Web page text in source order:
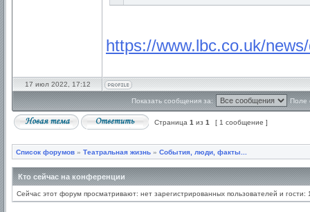
https://www.lbc.co.uk/
17 июл 2022, 17:12
Показать сообщения за: Поле
Страница 1 из 1 [ 1 сообщение ]
Список форумов » Театральная жизнь » События, люди, факты...
Кто сейчас на конференции
Сейчас этот форум просматривают: нет зарегистрированных пользователей и гости: